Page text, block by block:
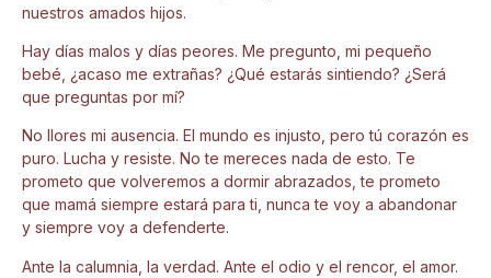
nuestros amados hijos.
Hay días malos y días peores. Me pregunto, mi pequeño
bebé, ¿acaso me extrañas? ¿Qué estarás sintiendo? ¿Será
que preguntas por mí?
No llores mi ausencia. El mundo es injusto, pero tú corazón es
puro. Lucha y resiste. No te mereces nada de esto. Te
prometo que volveremos a dormir abrazados, te prometo
que mamá siempre estará para ti, nunca te voy a abandonar
y siempre voy a defenderte.
Ante la calumnia, la verdad. Ante el odio y el rencor, el amor.